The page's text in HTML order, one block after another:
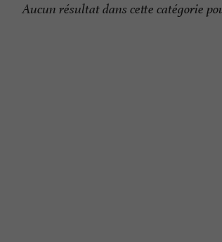
Aucun résultat dans cette catégorie